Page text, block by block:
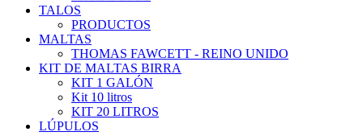
TALOS
PRODUCTOS
MALTAS
THOMAS FAWCETT - REINO UNIDO
KIT DE MALTAS BIRRA
KIT 1 GALÓN
Kit 10 litros
KIT 20 LITROS
LÚPULOS